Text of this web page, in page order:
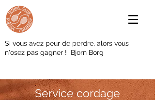
Si vous avez peur de perdre, alors vous
n'osez pas gagner ! Bjorn Borg
Service cordage